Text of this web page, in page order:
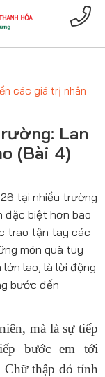
các giá trị nhân
Lan
(Bài 4)
tại nhiều trường
đặc biệt hơn bao
trao tận tay các
món quà tuy
lớn lao, là lời động
bước đến
mà là sự tiếp
bước em tới
Chữ thập đỏ tỉnh